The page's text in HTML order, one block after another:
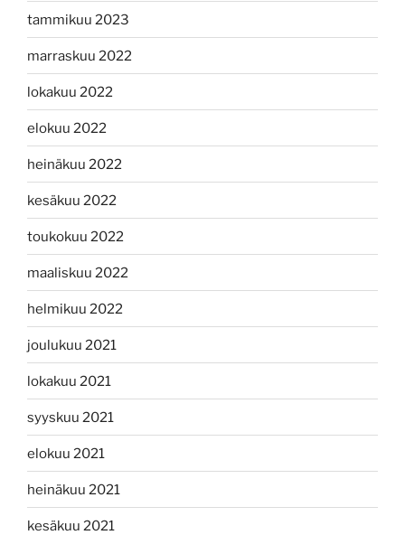
tammikuu 2023
marraskuu 2022
lokakuu 2022
elokuu 2022
heinäkuu 2022
kesäkuu 2022
toukokuu 2022
maaliskuu 2022
helmikuu 2022
joulukuu 2021
lokakuu 2021
syyskuu 2021
elokuu 2021
heinäkuu 2021
kesäkuu 2021